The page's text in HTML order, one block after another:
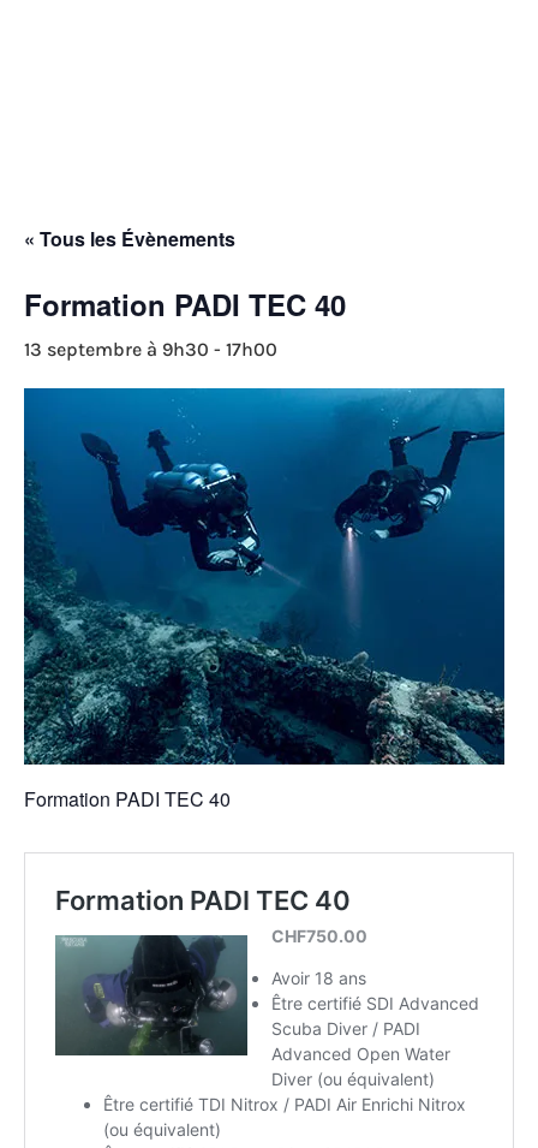
« Tous les Évènements
Formation PADI TEC 40
13 septembre à 9h30 - 17h00
Formation PADI TEC 40